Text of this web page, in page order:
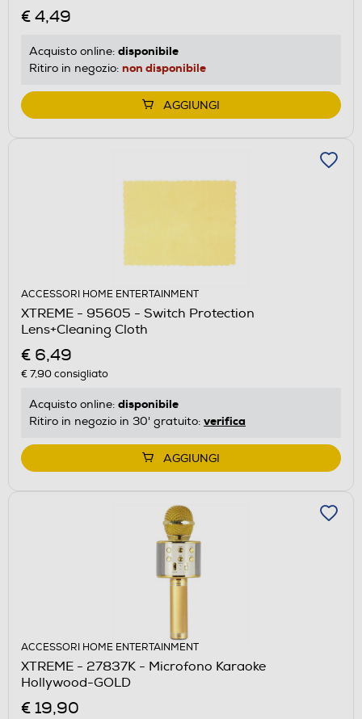
€ 4,49
Acquisto online: disponibile
Ritiro in negozio: non disponibile
AGGIUNGI
ACCESSORI HOME ENTERTAINMENT
XTREME - 95605 - Switch Protection
Lens+Cleaning Cloth
€ 6,49
€ 7,90consigliato
Acquisto online: disponibile
Ritiro in negozio in 30' gratuito: verifica
AGGIUNGI
ACCESSORI HOME ENTERTAINMENT
XTREME - 27837K - Microfono Karaoke
Hollywood-GOLD
€ 19,90